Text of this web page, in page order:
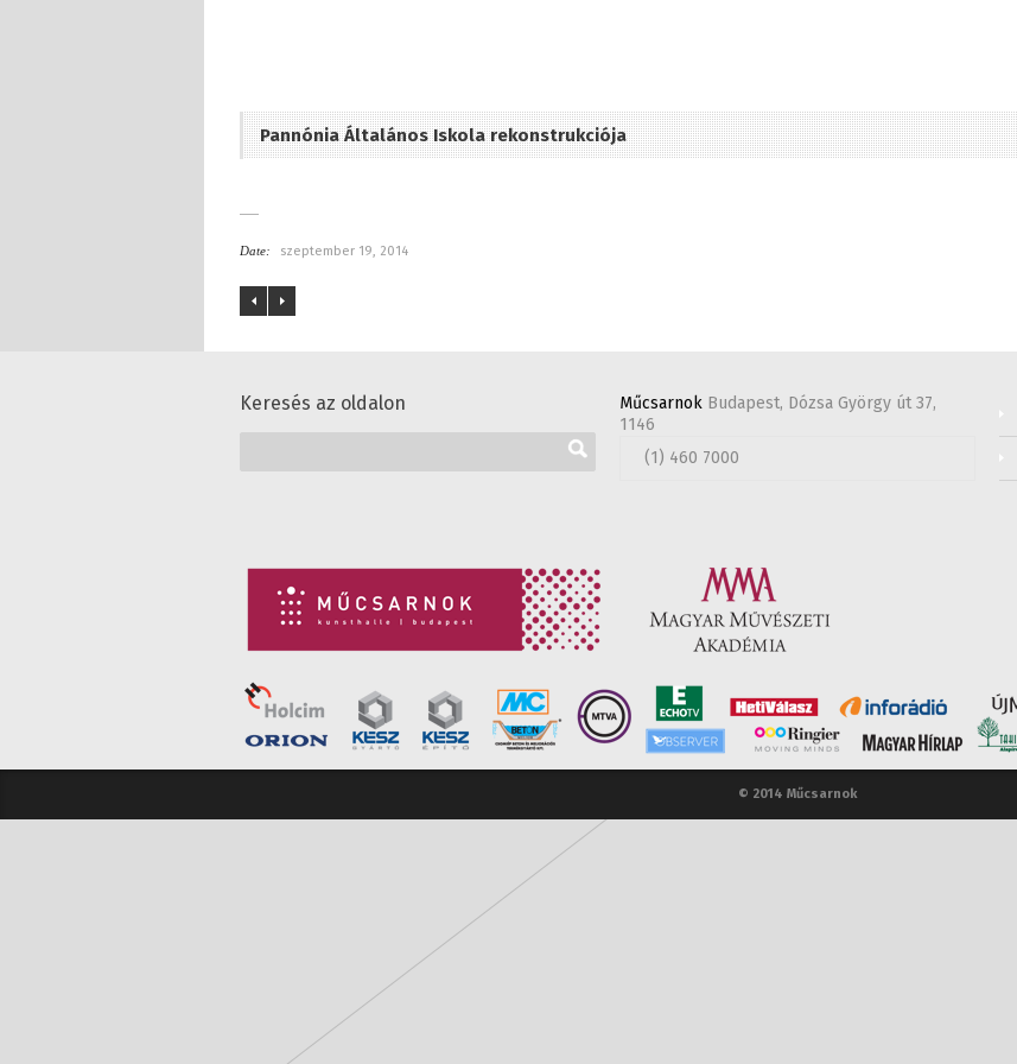
Pannónia Általános Iskola rekonstrukciója
Date: szeptember 19, 2014
Keresés az oldalon Műcsarnok Budapest, Dózsa György út 37,
1146
(1) 460 7000
© 2014 Műcsarnok